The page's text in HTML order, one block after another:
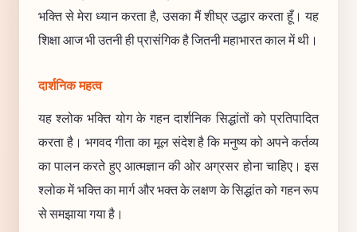
भक्ति से मेरा ध्यान करता है, उसका मैं शीघ्र उद्धार करता हूँ। यह
शिक्षा आज भी उतनी ही प्रासंगिक है जितनी महाभारत काल में थी।
दार्शनिक महत्व
यह श्लोक भक्ति योग के गहन दार्शनिक सिद्धांतों को प्रतिपादित
करता है। भगवद गीता का मूल संदेश है कि मनुष्य को अपने कर्तव्य
का पालन करते हुए आत्मज्ञान की ओर अग्रसर होना चाहिए। इस
श्लोक में भक्ति का मार्ग और भक्त के लक्षण के सिद्धांत को गहन रूप
से समझाया गया है।